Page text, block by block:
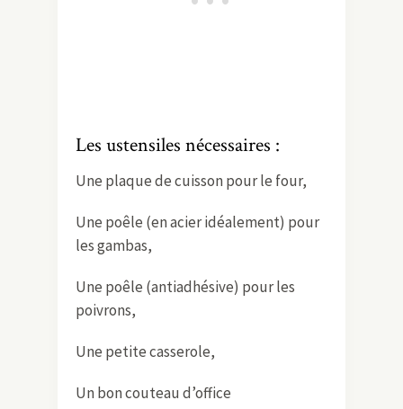
Les ustensiles nécessaires :
Une plaque de cuisson pour le four,
Une poêle (en acier idéalement) pour
les gambas,
Une poêle (antiadhésive) pour les
poivrons,
Une petite casserole,
Un bon couteau d’office